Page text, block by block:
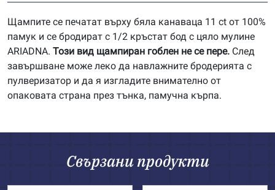
Щампите се печатат върху бяла канаваца 11 ct от 100%
памук и се бродират с 1/2 кръстат бод с цяло мулине
ARIADNA. Този вид щампиран гоблен не се пере. След
завършване може леко да навлажните бродерията с
пулверизатор и да я изгладите внимателно от
опаковата страна през тънка, памучна кърпа.
Свързани продукти